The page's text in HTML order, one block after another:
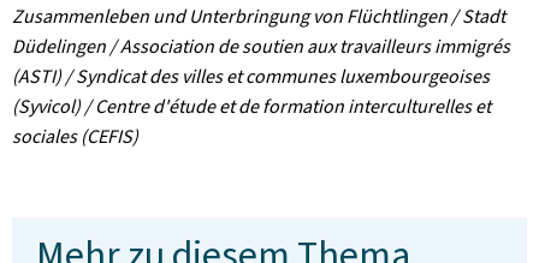
Zusammenleben und Unterbringung von Flüchtlingen / Stadt
Düdelingen / Association de soutien aux travailleurs immigrés
(ASTI) / Syndicat des villes et communes luxembourgeoises
(Syvicol) / Centre d'étude et de formation interculturelles et
sociales (CEFIS)